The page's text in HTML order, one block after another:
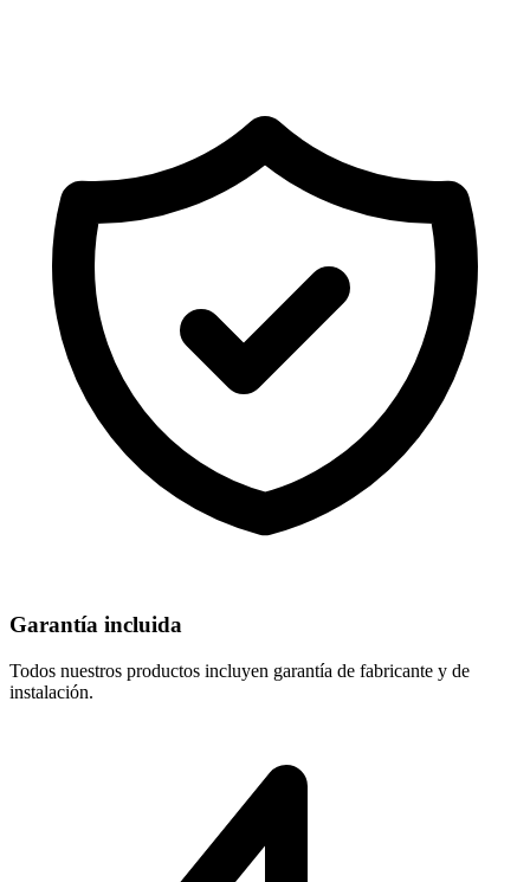
Garantía incluida
Todos nuestros productos incluyen garantía de fabricante y de
instalación.